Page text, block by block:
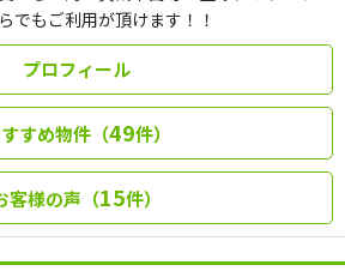
でもご利用が頂けます！！
プロフィール
すめ物件（49件）
客様の声（15件）